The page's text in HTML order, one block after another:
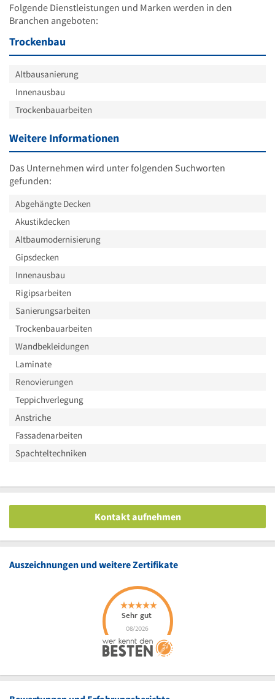
Folgende Dienstleistungen und Marken werden in den
Branchen angeboten:
Trockenbau
Altbausanierung
Innenausbau
Trockenbauarbeiten
Weitere Informationen
Das Unternehmen wird unter folgenden Suchworten
gefunden:
Abgehängte Decken
Akustikdecken
Altbaumodernisierung
Gipsdecken
Innenausbau
Rigipsarbeiten
Sanierungsarbeiten
Trockenbauarbeiten
Wandbekleidungen
Laminate
Renovierungen
Teppichverlegung
Anstriche
Fassadenarbeiten
Spachteltechniken
Kontakt aufnehmen
Auszeichnungen und weitere Zertifikate